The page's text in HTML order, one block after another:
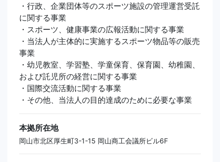
・行政、企業団体等のスポーツ施設の管理運営受託
に関する事業
・スポーツ、健康事業の広報活動に関する事業
・当法人が主体的に実施するスポーツ物品等の販売
事業
・幼児教室、学習塾、学童保育、保育園、幼稚園、
および託児所の経営に関する事業
・国際交流活動に関する事業
・その他、当法人の目的達成のために必要な事業
本拠所在地
岡山市北区厚生町3-1-15 岡山商工会議所ビル6F